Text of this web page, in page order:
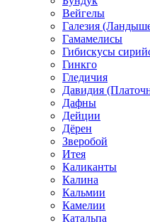
Вейгелы
Галезия
Гамамелисы
Гибискусы
Гинкго
Гледичия
Давидия
Дафны
Дейции
Дёрен
Зверобой
Итея
Каликанты
Калина
Кальмии
Камелии
Катальпа